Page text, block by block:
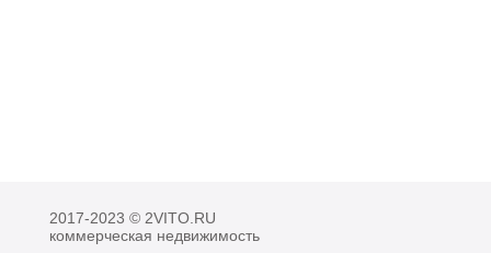
2017-2023 © 2VITO.RU
коммерческая недвижимость